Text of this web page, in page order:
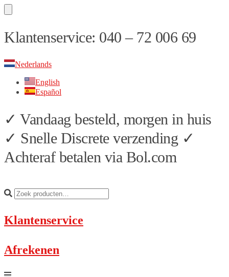
Skip
to
Skip
to
Klantenservice: 040 – 72 006 69
Nederlands
English
Español
✓ Vandaag besteld, morgen in huis
✓ Snelle Discrete verzending ✓
Achteraf betalen via Bol.com
Klantenservice
Afrekenen